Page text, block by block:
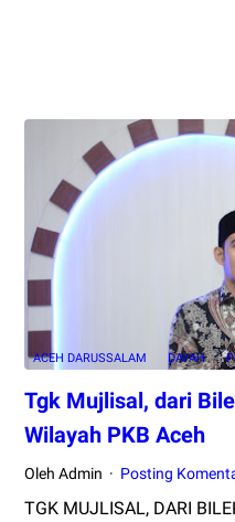
ACEH DARUSSALAM DAYAH
Tgk Mujlisal, dari
Wilayah PKB Aceh
Oleh Admin Posting
TGK MUJLISAL, DARI